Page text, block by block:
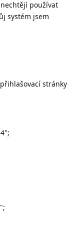
používat
systém jsem
stránky